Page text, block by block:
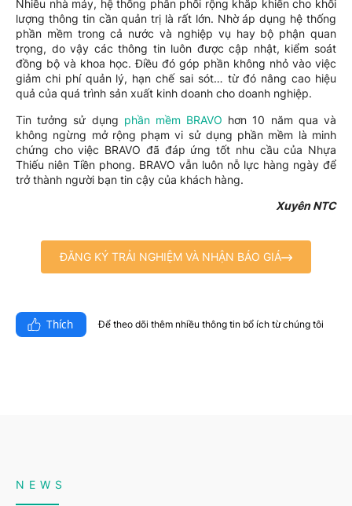
Nhiều nhà máy, hệ thống phân phối rộng khắp khiến cho khối
lượng thông tin cần quản trị là rất lớn. Nhờ áp dụng hệ thống
phần mềm trong cả nước và nghiệp vụ hay bộ phận quan
trọng, do vậy các thông tin luôn được cập nhật, kiểm soát
đồng bộ và khoa học. Điều đó góp phần không nhỏ vào việc
giảm chi phí quản lý, hạn chế sai sót… từ đó nâng cao hiệu
quả của quá trình sản xuất kinh doanh cho doanh nghiệp.
Tin tưởng sử dụng phần mềm BRAVO hơn 10 năm qua và
không ngừng mở rộng phạm vi sử dụng phần mềm là minh
chứng cho việc BRAVO đã đáp ứng tốt nhu cầu của Nhựa
Thiếu niên Tiền phong. BRAVO vẫn luôn nỗ lực hàng ngày để
trở thành người bạn tin cậy của khách hàng.
Xuyên NTC
ĐĂNG KÝ TRẢI NGHIỆM VÀ NHẬN BÁO GIÁ
Thích Để theo dõi thêm nhiều thông tin bổ ích từ chúng tôi​
NEWS